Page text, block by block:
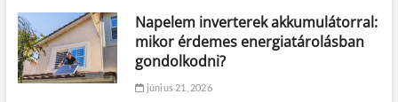
Napelem inverterek akkumulátorral:
mikor érdemes energiatárolásban
gondolkodni?
június 21, 2026